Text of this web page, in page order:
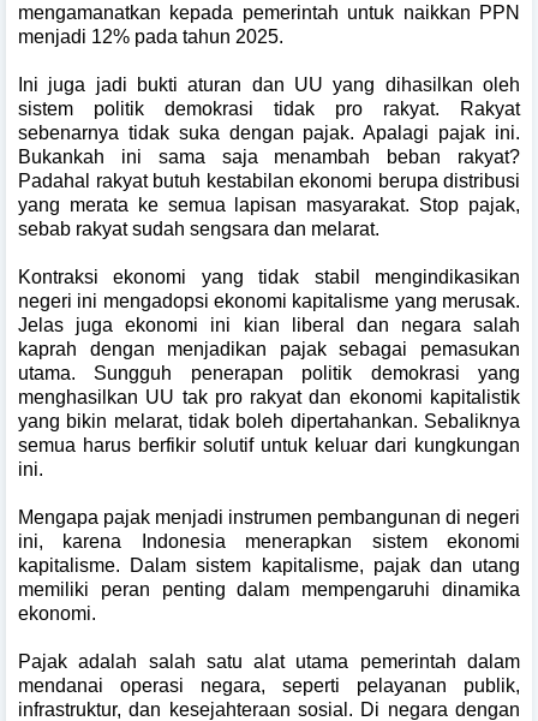
mengamanatkan kepada pemerintah untuk naikkan PPN
menjadi 12% pada tahun 2025.
Ini juga jadi bukti aturan dan UU yang dihasilkan oleh
sistem politik demokrasi tidak pro rakyat. Rakyat
sebenarnya tidak suka dengan pajak. Apalagi pajak ini.
Bukankah ini sama saja menambah beban rakyat?
Padahal rakyat butuh kestabilan ekonomi berupa distribusi
yang merata ke semua lapisan masyarakat. Stop pajak,
sebab rakyat sudah sengsara dan melarat.
Kontraksi ekonomi yang tidak stabil mengindikasikan
negeri ini mengadopsi ekonomi kapitalisme yang merusak.
Jelas juga ekonomi ini kian liberal dan negara salah
kaprah dengan menjadikan pajak sebagai pemasukan
utama. Sungguh penerapan politik demokrasi yang
menghasilkan UU tak pro rakyat dan ekonomi kapitalistik
yang bikin melarat, tidak boleh dipertahankan. Sebaliknya
semua harus berfikir solutif untuk keluar dari kungkungan
ini.
Mengapa pajak menjadi instrumen pembangunan di negeri
ini, karena Indonesia menerapkan sistem ekonomi
kapitalisme.
Dalam sistem kapitalisme, pajak dan utang
memiliki peran penting dalam mempengaruhi dinamika
ekonomi.
Pajak adalah salah satu alat utama pemerintah dalam
mendanai operasi negara, seperti pelayanan publik,
infrastruktur, dan kesejahteraan sosial. Di negara dengan